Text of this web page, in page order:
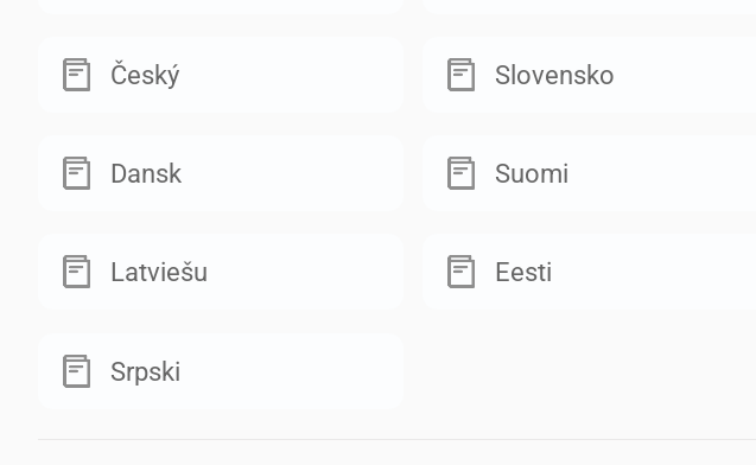
Český Slovensko
Dansk Suomi
Latviešu Eesti
Srpski